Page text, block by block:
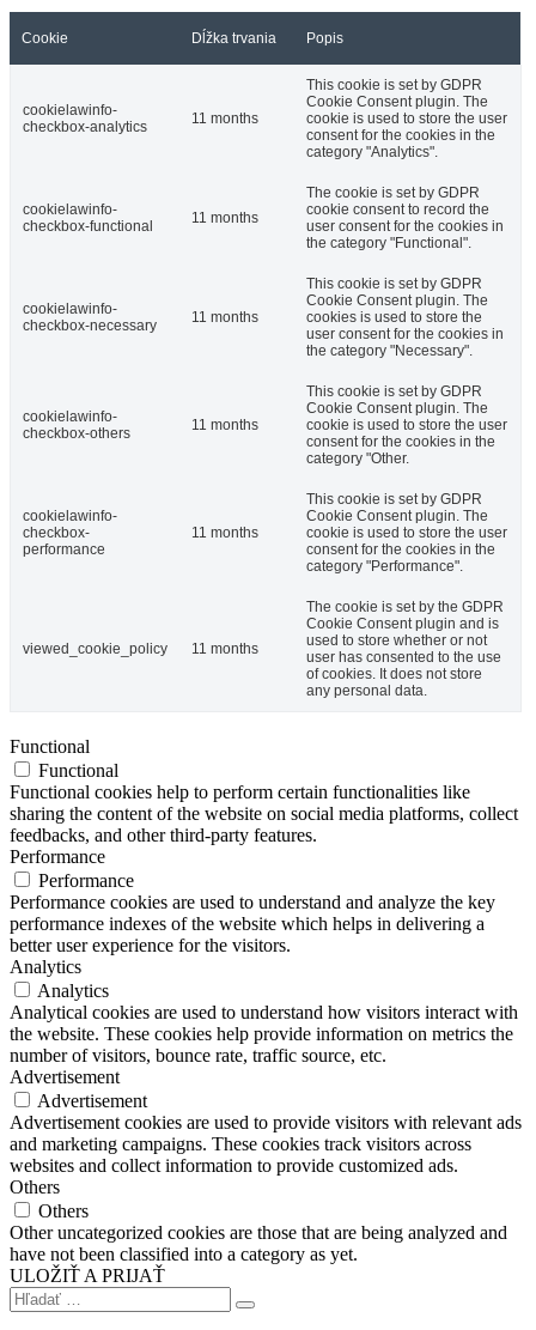
Cookie Dĺžka trvania Popis
cookielawinfo-
checkbox-analytics
11 months
This cookie is set by GDPR
Cookie Consent plugin. The
cookie is used to store the user
consent for the cookies in the
category "Analytics".
cookielawinfo-
checkbox-functional
11 months
The cookie is set by GDPR
cookie consent to record the
user consent for the cookies in
the category "Functional".
cookielawinfo-
checkbox-necessary
11 months
This cookie is set by GDPR
Cookie Consent plugin. The
cookies is used to store the
user consent for the cookies in
the category "Necessary".
cookielawinfo-
checkbox-others
11 months
This cookie is set by GDPR
Cookie Consent plugin. The
cookie is used to store the user
consent for the cookies in the
category "Other.
cookielawinfo-
checkbox-
performance
11 months
This cookie is set by GDPR
Cookie Consent plugin. The
cookie is used to store the user
consent for the cookies in the
category "Performance".
viewed_cookie_policy 11 months
The cookie is set by the GDPR
Cookie Consent plugin and is
used to store whether or not
user has consented to the use
of cookies. It does not store
any personal data.
Functional
Functional
Functional cookies help to perform certain functionalities like
sharing the content of the website on social media platforms, collect
feedbacks, and other third-party features.
Performance
Performance
Performance cookies are used to understand and analyze the key
performance indexes of the website which helps in delivering a
better user experience for the visitors.
Analytics
Analytics
Analytical cookies are used to understand how visitors interact with
the website. These cookies help provide information on metrics the
number of visitors, bounce rate, traffic source, etc.
Advertisement
Advertisement
Advertisement cookies are used to provide visitors with relevant ads
and marketing campaigns. These cookies track visitors across
websites and collect information to provide customized ads.
Others
Others
Other uncategorized cookies are those that are being analyzed and
have not been classified into a category as yet.
ULOŽIŤ A PRIJAŤ